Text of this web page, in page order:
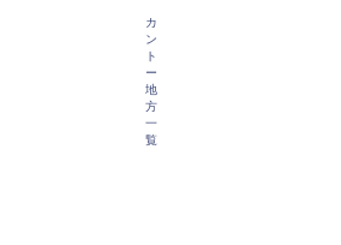
カ
ン
ト
ー
地
方
一
覧